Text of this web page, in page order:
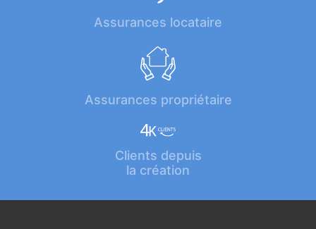
Assurances locataire
Assurances propriétaire
Clients depuis
la création